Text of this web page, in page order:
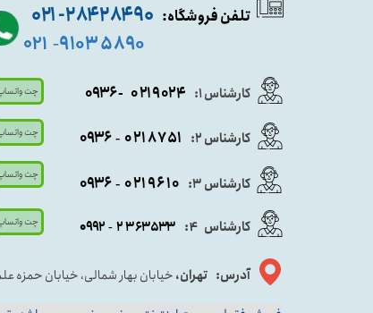
کارشناس ۱: ۰۲۱۹۰۲۴ - ۰۹۳۶
آدرس: تهران،خیابان بهار شمالی، خیابان حمزه
تلفن فروشگاه: ۹۰ ۲۸۴ ۲۸۴- ۰۲۱
۵۸۹۰ ۹۱۰۳ -۰۲۱
کارشناس ۳: ۰۲۱۹۶۱۰ -۰۹۳۶
کارشناس ۲: ۰۲۱۸۷۵۱ - ۰۹۳۶
کارشناس 4
: ۲۳۶۳۵۳۳ - ۰۹۹۲
چت
چت
چت
چت